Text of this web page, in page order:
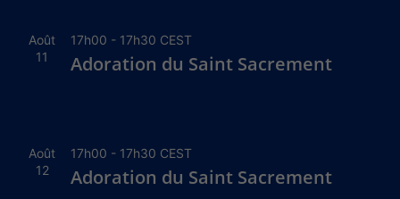
Août
11
17h00 - 17h30 CEST
Adoration du Saint Sacrement
Août
12
17h00 - 17h30 CEST
Adoration du Saint Sacrement